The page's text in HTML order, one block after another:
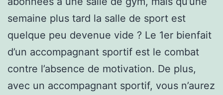
semaine plus tard la salle de sport est
quelque peu devenue vide ? Le 1er bienfait
d’un accompagnant sportif est le combat
contre l’absence de motivation. De plus,
avec un accompagnant sportif, vous n’aurez